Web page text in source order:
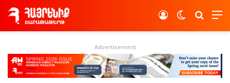
Switch skin
Log In
Advertisement